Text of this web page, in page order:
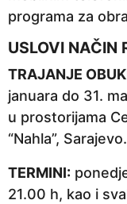
programa za
USLOVI NAČIN
TRAJANJE
januara do 31.
u prostorijama
“Nahla”, Sarajevo.
TERMINI:
21.00 h, kao i